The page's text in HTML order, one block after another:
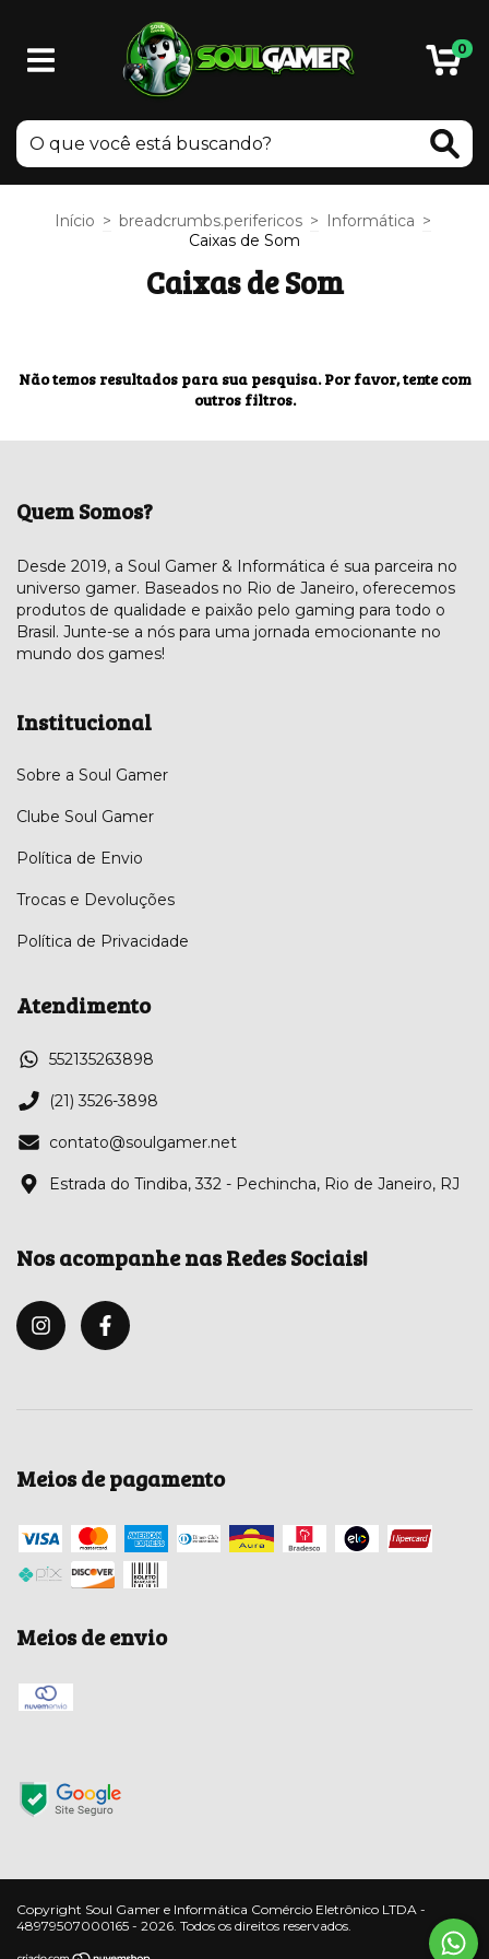
0
Início > breadcrumbs.perifericos > Informática >
Caixas de Som
Caixas de Som
Não temos resultados para sua pesquisa. Por favor, tente com
outros filtros.
Quem Somos?
Desde 2019, a Soul Gamer & Informática é sua parceira no
universo gamer. Baseados no Rio de Janeiro, oferecemos
produtos de qualidade e paixão pelo gaming para todo o
Brasil. Junte-se a nós para uma jornada emocionante no
mundo dos games!
Institucional
Sobre a Soul Gamer
Clube Soul Gamer
Política de Envio
Trocas e Devoluções
Política de Privacidade
Atendimento
552135263898
(21) 3526-3898
contato@soulgamer.net
Estrada do Tindiba, 332 - Pechincha, Rio de Janeiro, RJ
Nos acompanhe nas Redes Sociais!
Meios de pagamento
Meios de envio
Copyright Soul Gamer e Informática Comércio Eletrônico LTDA -
48979507000165 - 2026. Todos os direitos reservados.